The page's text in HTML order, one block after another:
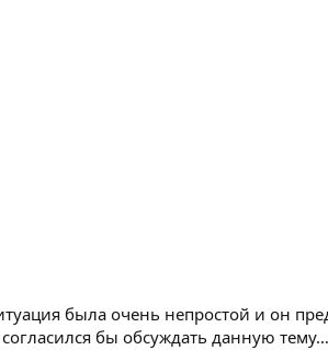
была очень непростой и он
бы обсуждать данную тему…